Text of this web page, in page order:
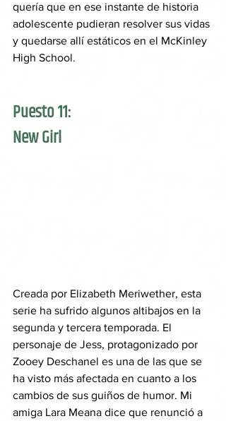
quería que en ese instante de historia
adolescente pudieran resolver sus vidas
y quedarse allí estáticos en el McKinley
High School.
Puesto 11:
New Girl
Creada por Elizabeth Meriwether, esta
serie ha sufrido algunos altibajos en la
segunda y tercera temporada. El
personaje de Jess, protagonizado por
Zooey Deschanel es una de las que se
ha visto más afectada en cuanto a los
cambios de sus guiños de humor. Mi
amiga Lara Meana dice que renunció a